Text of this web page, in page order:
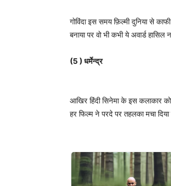
गोविंदा इस समय फ़िल्मी दुनिया से
बनाया पर वो भी कभी ये अवार्ड हासिल
(5 ) धर्मेन्द्र
आखिर हिंदी सिनेमा के इस कलाकार
हर फिल्म ने परदे पर तहलका मचा